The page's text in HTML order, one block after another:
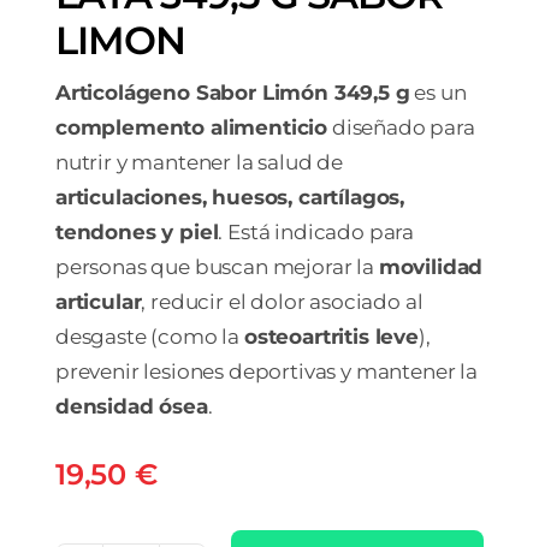
LIMON
Articolágeno Sabor Limón 349,5 g es un
complemento alimenticio diseñado para
nutrir y mantener la salud de
articulaciones, huesos, cartílagos,
tendones y piel. Está indicado para
personas que buscan mejorar la movilidad
articular, reducir el dolor asociado al
desgaste (como la osteoartritis leve),
prevenir lesiones deportivas y mantener la
densidad ósea.
19,50 €